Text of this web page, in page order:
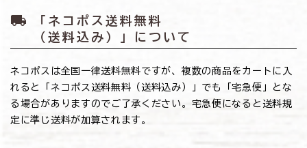
local_shipping
「ネコポス送料無料
（送料込み）」について
ネコポスは全国一律送料無料ですが、複数の商品をカートに入
れると「ネコポス送料無料（送料込み）」でも「宅急便」とな
る場合がありますのでご了承ください。宅急便になると送料規
定に準じ送料が加算されます。